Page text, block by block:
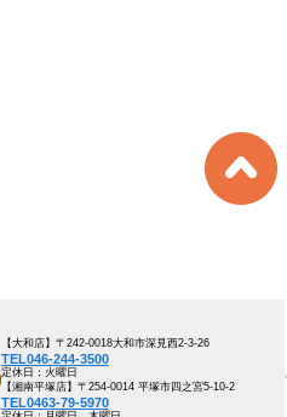
【大和店】〒242-0018大和市深見西2-3-26
TEL046-244-3500
定休日：火曜日
【湘南平塚店】〒254-0014 平塚市四之宮5-10-2
TEL0463-79-5970